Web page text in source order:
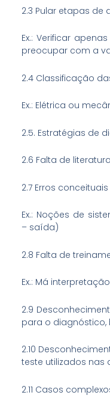
2.3 Pular etapas de
Ex.: Verificar
preocupar com a
2.4 Classificação
Ex.: Elétrica ou
2.5. Estratégias de
2.6 Falta de
2.7 Erros conceituais
Ex.: Noções de
– saída)
2.8 Falta de
Ex.: Má
2.9
para o
2.10
teste utilizados nas
2.11 Casos